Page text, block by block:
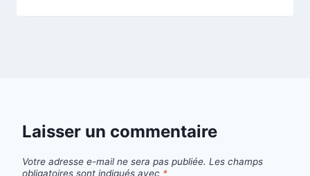
Laisser un commentaire
Votre adresse e-mail ne sera pas publiée. Les champs
obligatoires sont indiqués avec *